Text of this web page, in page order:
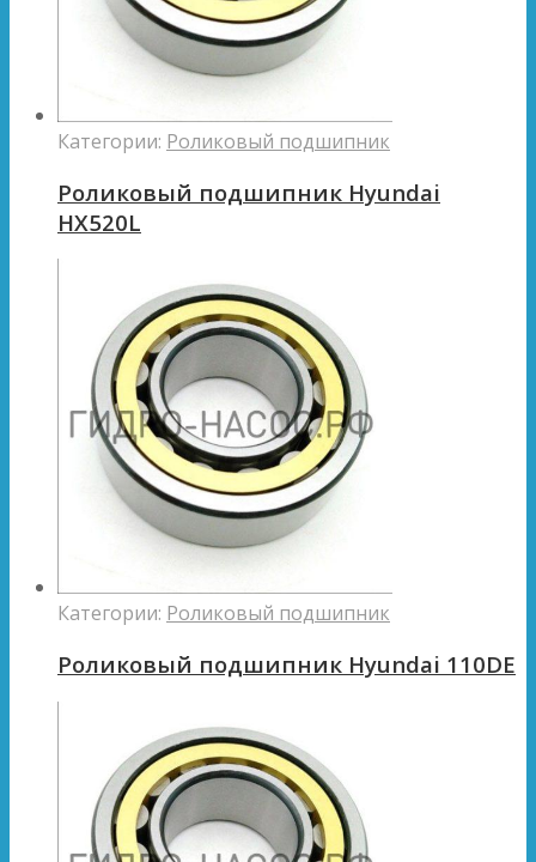
Категории: Роликовый подшипник
Роликовый подшипник Hyundai
HX520L
Категории: Роликовый подшипник
Роликовый подшипник Hyundai 110DE